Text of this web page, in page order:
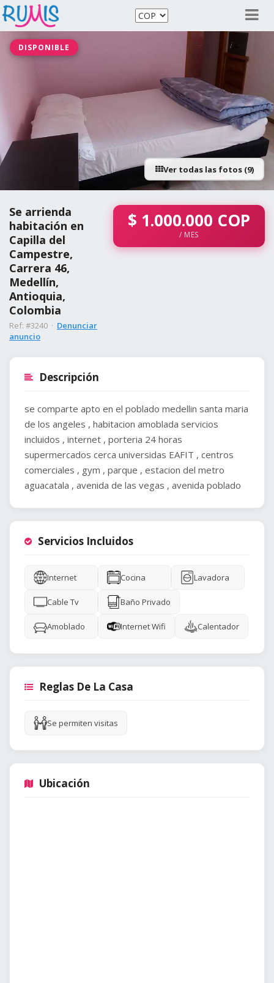
DISPONIBLE
Ver todas las fotos (9)
Se arrienda
habitación en
Capilla del
Campestre,
Carrera 46,
Medellín,
Antioquia,
Colombia
Ref: #3240 · Denunciar
anuncio
$ 1.000.000 COP
/ MES
Descripción
se comparte apto en el poblado medellin santa maria
de los angeles , habitacion amoblada servicios
incluidos , internet , porteria 24 horas
supermercados cerca universidas EAFIT , centros
comerciales , gym , parque , estacion del metro
aguacatala , avenida de las vegas , avenida poblado
Servicios Incluidos
Internet Cocina Lavadora
Cable Tv Baño Privado
Amoblado Internet Wifi Calentador
Reglas De La Casa
Se permiten visitas
Ubicación